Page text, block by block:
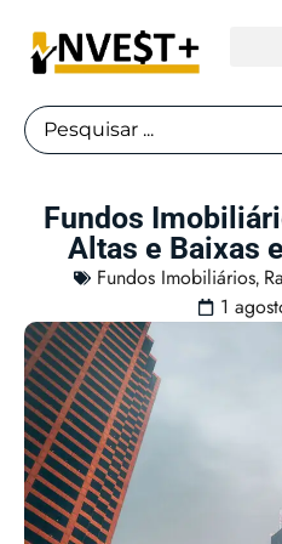
Fundos
Altas e Baixas
Fundos Imobiliários,
1